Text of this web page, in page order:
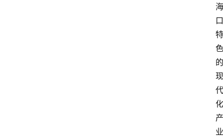
海
口
特
色
的
现
代
化
产
业